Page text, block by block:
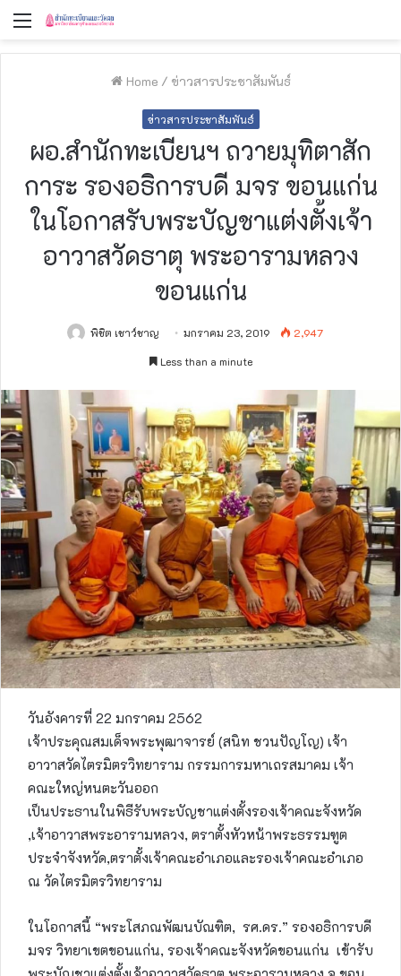
Menu
Home / ข่าวสารประชาสัมพันธ์
ข่าวสารประชาสัมพันธ์
ผอ.สำนักทะเบียน​ฯ ถวายมุทิตาสัก
การะ รองอธิการบดี มจร ขอนแก่น
ในโอกาสรับพระบัญชาแต่งตั้งเจ้า
อาวาสวัดธาตุ พระอารามหลวง
ขอนแก่น
พิชิต เชาว์ชาญ มกราคม 23, 2019
2,947
Less than a minute
วันอังคารที่ 22 มกราคม 2562
เจ้าประคุณ​สมเด็จพระพุฒาจารย์ (สนิท ชวนปัญโญ) เจ้า
อาวาสวัดไตรมิตรวิทยาราม กรรมการมหาเถรสมาคม เจ้า
คณะใหญ่หนตะวันออก
เป็นประธานในพิธีรับพระบัญชาแต่งตั้งรองเจ้าคณะจังหวัด
,เจ้าอาวาสพระอารามหลวง, ตราตั้งหัวหน้าพระธรรมฑูต
ประจำจังหวัด,ตราตั้งเจ้าคณะอำเภอและรองเจ้าคณะอำเภอ
ณ วัดไตรมิตรวิทยาราม
ในโอกาสนี้ “พระโสภณพัฒนบัณฑิต, รศ.ดร.” รองอธิการบดี​
มจร วิทยาเขตขอนแก่น, รองเจ้าคณะ​จังหวัดขอนแก่น เข้ารับ